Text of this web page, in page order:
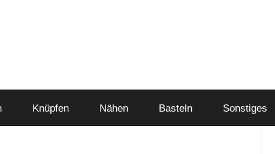
Knüpfen Nähen Basteln Sonstiges